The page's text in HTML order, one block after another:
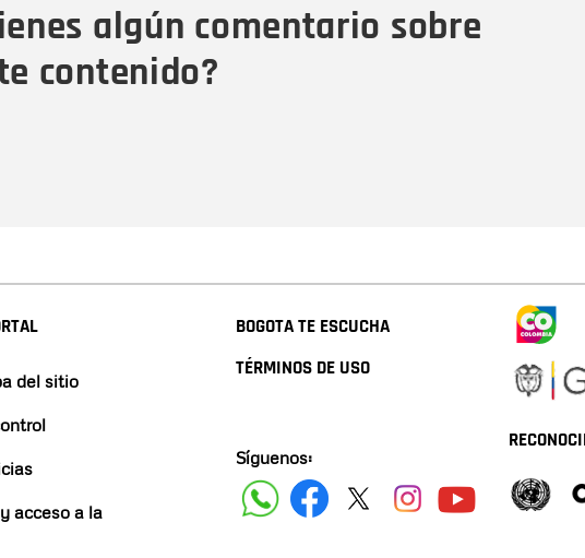
algún comentario sobre
contenido?
del sitio
acceso a la
BOGOTA TE ESCUCHA
TÉRMINOS DE USO
Síguenos: